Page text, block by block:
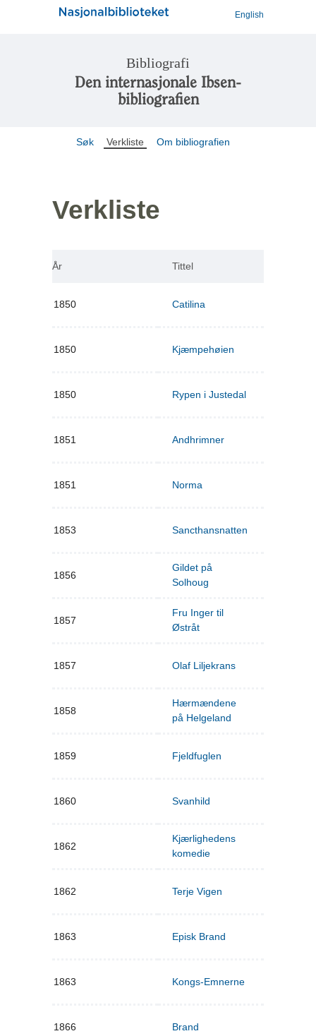
English
Bibliografi
Den internasjonale Ibsen-
bibliografien
Søk Verkliste Om bibliografien
Verkliste
År Tittel
1850 Catilina
1850 Kjæmpehøien
1850 Rypen i Justedal
1851 Andhrimner
1851 Norma
1853 Sancthansnatten
1856
Gildet på
Solhoug
1857
Fru Inger til
Østråt
1857 Olaf Liljekrans
1858
Hærmændene
på Helgeland
1859 Fjeldfuglen
1860 Svanhild
1862
Kjærlighedens
komedie
1862 Terje Vigen
1863 Episk Brand
1863 Kongs-Emnerne
1866 Brand